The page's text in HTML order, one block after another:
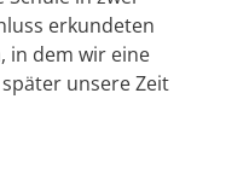
erkundeten
in dem wir eine
unsere Zeit